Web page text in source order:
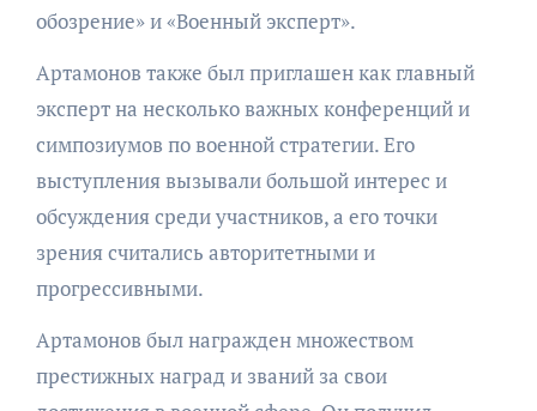
обозрение» и «Военный эксперт».
Артамонов также был приглашен как главный
эксперт на несколько важных конференций и
симпозиумов по военной стратегии. Его
выступления вызывали большой интерес и
обсуждения среди участников, а его точки
зрения считались авторитетными и
прогрессивными.
Артамонов был награжден множеством
престижных наград и званий за свои